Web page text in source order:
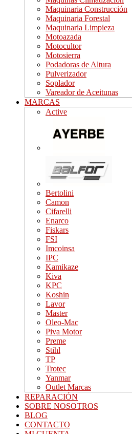
Maquinaria Construcción
Maquinaria Forestal
Maquinaria Limpieza
Motoazada
Motocultor
Motosierra
Podadoras de Altura
Pulverizador
Soplador
Vareador de Aceitunas
MARCAS
Active
Bertolini
Camon
Cifarelli
Enarco
Fiskars
FSI
Imcoinsa
IPC
Kamikaze
Kiva
KPC
Koshin
Lavor
Master
Oleo-Mac
Piva Motor
Preme
Stihl
TP
Trotec
Yanmar
Outlet Marcas
REPARACIÓN
SOBRE NOSOTROS
BLOG
CONTACTO